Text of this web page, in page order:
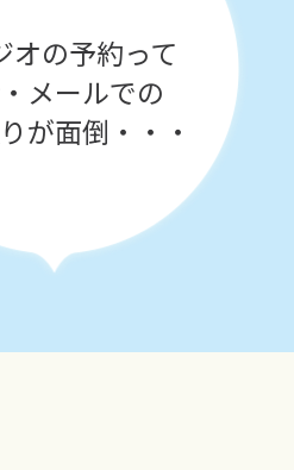
オの予約って
メールでの
が面倒・・・